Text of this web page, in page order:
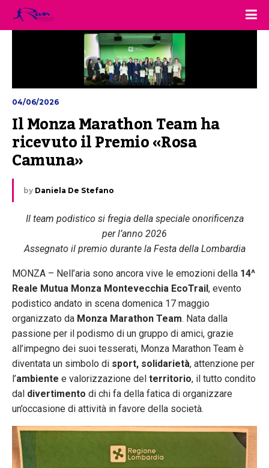
04/06/2026
Il Monza Marathon Team ha
ricevuto il Premio «Rosa
Camuna»
by Daniela De Stefano
Il team podistico si fregia della speciale onorificenza
per l’anno 2026
Assegnato il premio durante la Festa della Lombardia
MONZA – Nell’aria sono ancora vive le emozioni della 14^
Reale Mutua Monza Montevecchia EcoTrail, evento
podistico andato in scena domenica 17 maggio
organizzato da Monza Marathon Team. Nata dalla
passione per il podismo di un gruppo di amici, grazie
all’impegno dei suoi tesserati, Monza Marathon Team è
diventata un simbolo di sport, solidarietà, attenzione per
l’ambiente e valorizzazione del territorio, il tutto condito
dal divertimento di chi fa della fatica di organizzare
un’occasione di attività in favore della società.